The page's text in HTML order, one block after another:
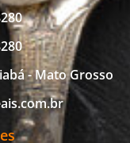
- Mato Grosso